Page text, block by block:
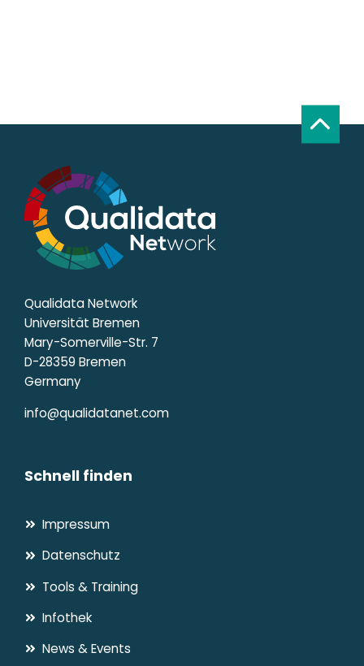
Qualidata Network
Universität Bremen
Mary-Somerville-Str. 7
D-28359 Bremen
Germany
info@qualidatanet.com
Schnell finden
Impressum
Datenschutz
Tools & Training
Infothek
News & Events